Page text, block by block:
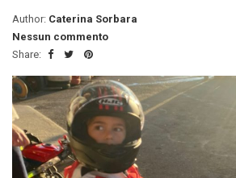
Author: Caterina Sorbara
Nessun commento
Share: